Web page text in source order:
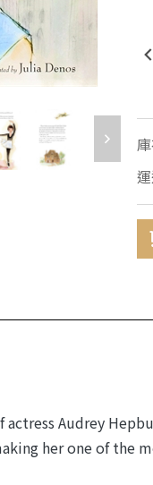
Audrey
her one of the